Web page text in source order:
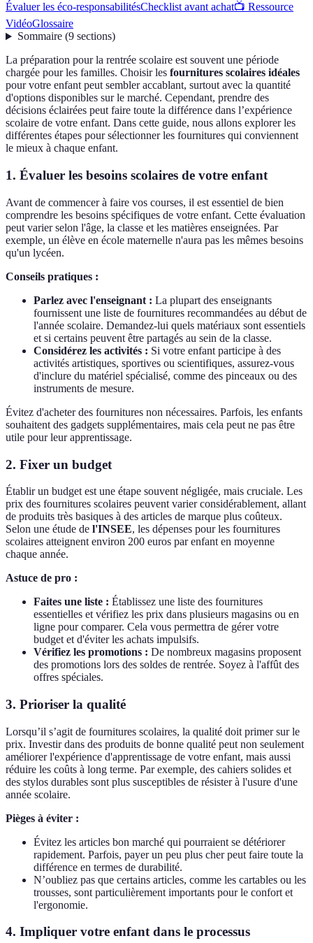
Évaluer les éco-responsabilitésChecklist avant achat📺 Ressource
VidéoGlossaire
Sommaire(9 sections)
La préparation pour la rentrée scolaire est souvent une période
chargée pour les familles. Choisir les fournitures scolaires idéales
pour votre enfant peut sembler accablant, surtout avec la quantité
d'options disponibles sur le marché. Cependant, prendre des
décisions éclairées peut faire toute la différence dans l’expérience
scolaire de votre enfant. Dans cette guide, nous allons explorer les
différentes étapes pour sélectionner les fournitures qui conviennent
le mieux à chaque enfant.
1. Évaluer les besoins scolaires de votre enfant
Avant de commencer à faire vos courses, il est essentiel de bien
comprendre les besoins spécifiques de votre enfant. Cette évaluation
peut varier selon l'âge, la classe et les matières enseignées. Par
exemple, un élève en école maternelle n'aura pas les mêmes besoins
qu'un lycéen.
Conseils pratiques :
Parlez avec l'enseignant : La plupart des enseignants
fournissent une liste de fournitures recommandées au début de
l'année scolaire. Demandez-lui quels matériaux sont essentiels
et si certains peuvent être partagés au sein de la classe.
Considérez les activités : Si votre enfant participe à des
activités artistiques, sportives ou scientifiques, assurez-vous
d'inclure du matériel spécialisé, comme des pinceaux ou des
instruments de mesure.
Évitez d'acheter des fournitures non nécessaires. Parfois, les enfants
souhaitent des gadgets supplémentaires, mais cela peut ne pas être
utile pour leur apprentissage.
2. Fixer un budget
Établir un budget est une étape souvent négligée, mais cruciale. Les
prix des fournitures scolaires peuvent varier considérablement, allant
de produits très basiques à des articles de marque plus coûteux.
Selon une étude de l'INSEE, les dépenses pour les fournitures
scolaires atteignent environ 200 euros par enfant en moyenne
chaque année.
Astuce de pro :
Faites une liste : Établissez une liste des fournitures
essentielles et vérifiez les prix dans plusieurs magasins ou en
ligne pour comparer. Cela vous permettra de gérer votre
budget et d'éviter les achats impulsifs.
Vérifiez les promotions : De nombreux magasins proposent
des promotions lors des soldes de rentrée. Soyez à l'affût des
offres spéciales.
3. Prioriser la qualité
Lorsqu’il s’agit de fournitures scolaires, la qualité doit primer sur le
prix. Investir dans des produits de bonne qualité peut non seulement
améliorer l'expérience d'apprentissage de votre enfant, mais aussi
réduire les coûts à long terme. Par exemple, des cahiers solides et
des stylos durables sont plus susceptibles de résister à l'usure d'une
année scolaire.
Pièges à éviter :
Évitez les articles bon marché qui pourraient se détériorer
rapidement. Parfois, payer un peu plus cher peut faire toute la
différence en termes de durabilité.
N’oubliez pas que certains articles, comme les cartables ou les
trousses, sont particulièrement importants pour le confort et
l'ergonomie.
4. Impliquer votre enfant dans le processus